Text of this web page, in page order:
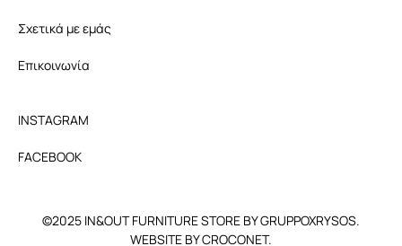
Σχετικά με εμάς
Επικοινωνία
INSTAGRAM
FACEBOOK
©2025 IN&OUT FURNITURE STORE BY GRUPPOXRYSOS.
WEBSITE BY CROCONET.